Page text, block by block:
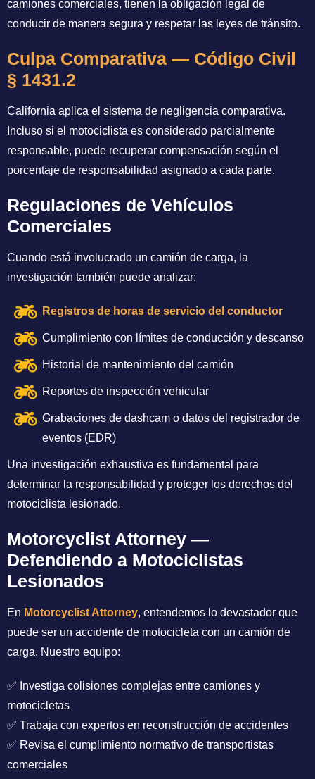
camiones comerciales, tienen la obligación legal de
conducir de manera segura y respetar las leyes de tránsito.
Culpa Comparativa — Código Civil
§ 1431.2
California aplica el sistema de negligencia comparativa.
Incluso si el motociclista es considerado parcialmente
responsable, puede recuperar compensación según el
porcentaje de responsabilidad asignado a cada parte.
Regulaciones de Vehículos
Comerciales
Cuando está involucrado un camión de carga, la
investigación también puede analizar:
Registros de horas de servicio del conductor
Cumplimiento con límites de conducción y descanso
Historial de mantenimiento del camión
Reportes de inspección vehicular
Grabaciones de dashcam o datos del registrador de
eventos (EDR)
Una investigación exhaustiva es fundamental para
determinar la responsabilidad y proteger los derechos del
motociclista lesionado.
Motorcyclist Attorney —
Defendiendo a Motociclistas
Lesionados
En Motorcyclist Attorney, entendemos lo devastador que
puede ser un accidente de motocicleta con un camión de
carga. Nuestro equipo:
✅ Investiga colisiones complejas entre camiones y
motocicletas
✅ Trabaja con expertos en reconstrucción de accidentes
✅ Revisa el cumplimiento normativo de transportistas
comerciales